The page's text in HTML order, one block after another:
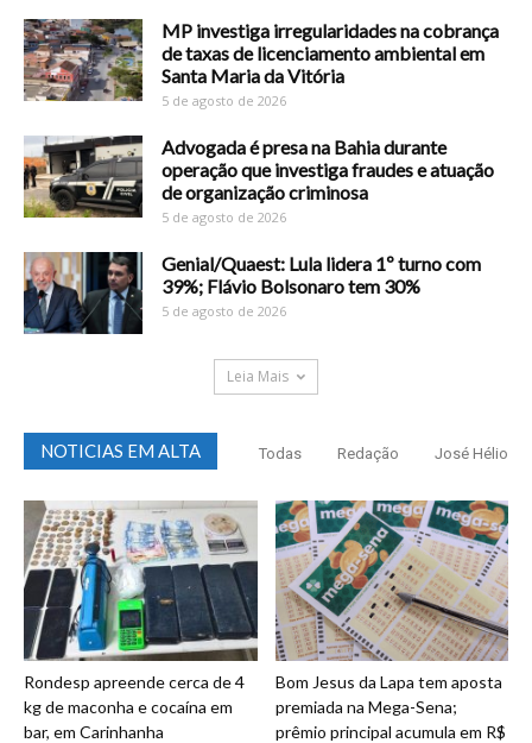
MP investiga irregularidades na cobrança
de taxas de licenciamento ambiental em
Santa Maria da Vitória
5 de agosto de 2026
Advogada é presa na Bahia durante
operação que investiga fraudes e atuação
de organização criminosa
5 de agosto de 2026
Genial/Quaest: Lula lidera 1º turno com
39%; Flávio Bolsonaro tem 30%
5 de agosto de 2026
Leia Mais
NOTICIAS EM ALTA Todas Redação José Hélio
Rondesp apreende cerca de 4
kg de maconha e cocaína em
bar, em Carinhanha
Bom Jesus da Lapa tem aposta
premiada na Mega-Sena;
prêmio principal acumula em R$